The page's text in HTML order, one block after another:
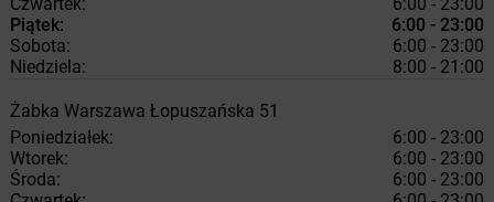
Piątek:
6:00 - 23:00
Sobota:
6:00 - 23:00
Niedziela:
8:00 - 21:00
Żabka Warszawa Łopuszańska 51
Poniedziałek:
6:00 - 23:00
Wtorek:
6:00 - 23:00
Środa:
6:00 - 23:00